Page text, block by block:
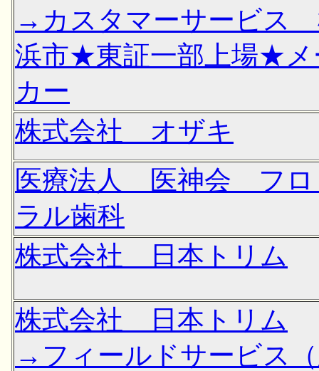
→カスタマーサービス
浜市★東証一部上場★メ
カー
株式会社 オザキ
医療法人 医神会 フロ
ラル歯科
株式会社 日本トリム
株式会社 日本トリム
→フィールドサービス